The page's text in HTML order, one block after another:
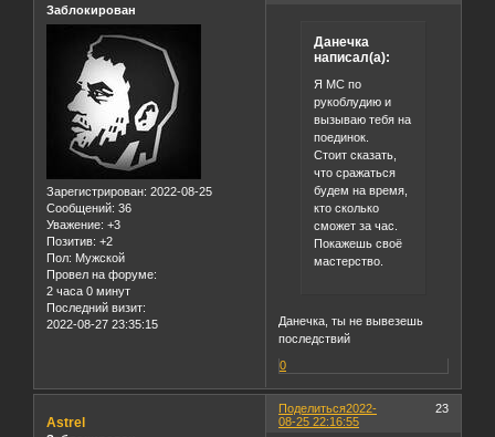
Заблокирован
Зарегистрирован: 2022-08-25
Сообщений: 36
Уважение: +3
Позитив: +2
Пол: Мужской
Провел на форуме:
2 часа 0 минут
Последний визит:
2022-08-27 23:35:15
Данечка
написал(а):
Я МС по
рукоблудию и
вызываю тебя на
поединок.
Стоит сказать,
что сражаться
будем на время,
кто сколько
сможет за час.
Покажешь своё
мастерство.
Данечка, ты не вывезешь
последствий
0
Поделиться 23
2022-
08-25 22:16:55
Astrel